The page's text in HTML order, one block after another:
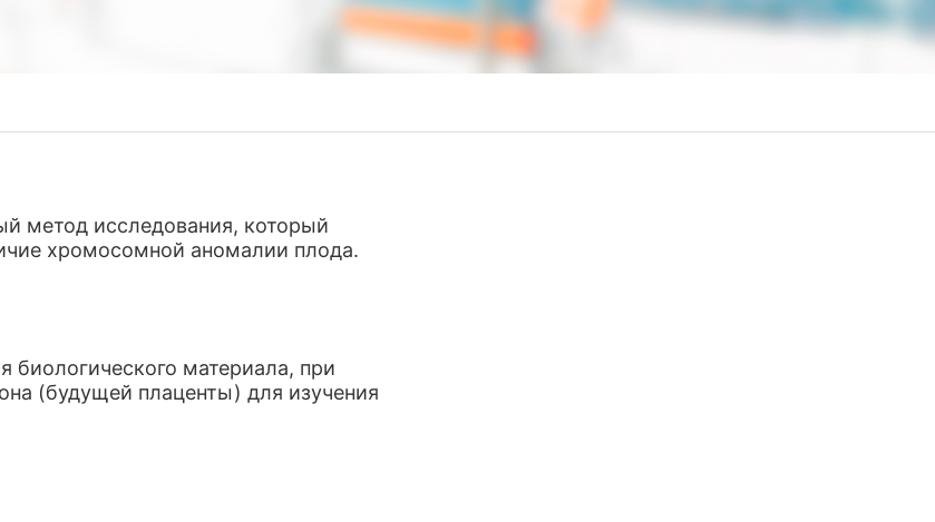
метод исследования, который
хромосомной аномалии плода.
биологического материала, при
(будущей плаценты) для изучения